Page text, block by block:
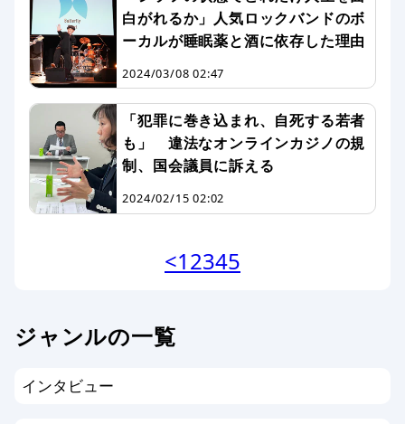
白がれるか」人気ロックバンドのボ
ーカルが睡眠薬と酒に依存した理由
2024/03/08 02:47
「犯罪に巻き込まれ、自死する若者
も」 違法なオンラインカジノの規
制、国会議員に訴える
2024/02/15 02:02
<12345
ジャンルの一覧
インタビュー